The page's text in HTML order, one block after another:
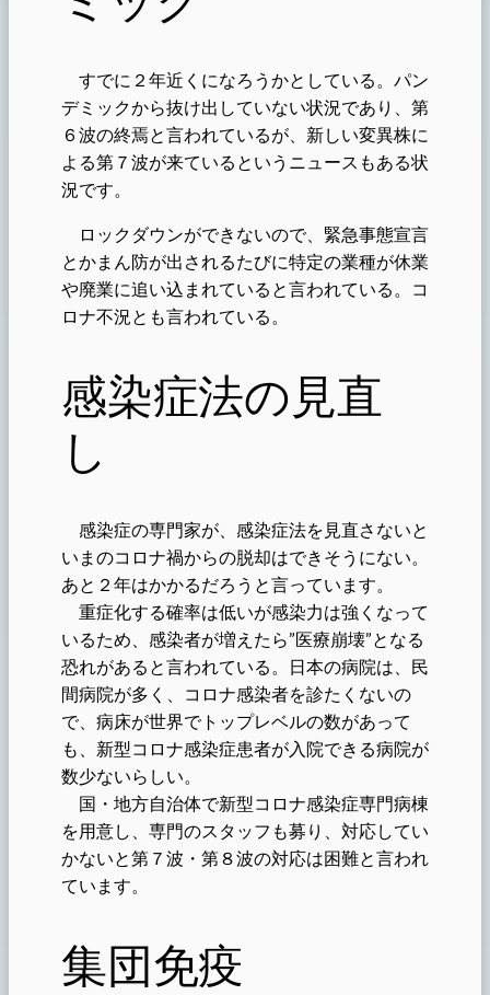
すでに２年近くになろうかとしている。パン
デミックから抜け出していない状況であり、第
６波の終焉と言われているが、新しい変異株に
よる第７波が来ているというニュースもある状
況です。
ロックダウンができないので、緊急事態宣言
とかまん防が出されるたびに特定の業種が休業
や廃業に追い込まれていると言われている。コ
ロナ不況とも言われている。
感染症法の見直
し
感染症の専門家が、感染症法を見直さないと
いまのコロナ禍からの脱却はできそうにない。
あと２年はかかるだろうと言っています。
重症化する確率は低いが感染力は強くなって
いるため、感染者が増えたら”医療崩壊”となる
恐れがあると言われている。日本の病院は、民
間病院が多く、コロナ感染者を診たくないの
で、病床が世界でトップレベルの数があって
も、新型コロナ感染症患者が入院できる病院が
数少ないらしい。
国・地方自治体で新型コロナ感染症専門病棟
を用意し、専門のスタッフも募り、対応してい
かないと第７波・第８波の対応は困難と言われ
ています。
集団免疫